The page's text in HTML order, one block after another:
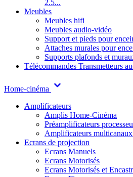
2.5...
Meubles
Meubles hifi
Meubles audio-vidéo
Support et pieds pour
Attaches murales pour
Supports plafonds et
Télécommandes Transmetteurs
Home-cinéma
Amplificateurs
Amplis Home-Cinéma
Préamplificateurs
Amplificateurs
Ecrans de projection
Ecrans Manuels
Ecrans Motorisés
Ecrans Motorisés et